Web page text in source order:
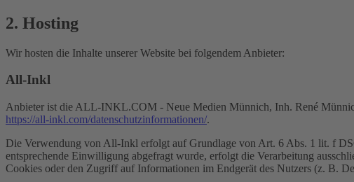
2. Hosting
Wir hosten die Inhalte unserer Website bei folgendem Anbieter:
All-Inkl
Anbieter ist die ALL-INKL.COM - Neue Medien Münnich, Inh. René
https://all-inkl.com/datenschutzinformationen/.
Die Verwendung von All-Inkl erfolgt auf Grundlage von Art. 6 Abs. 1 lit. f
entsprechende Einwilligung abgefragt wurde, erfolgt die Verarbeitung
Cookies oder den Zugriff auf Informationen im Endgerät des Nutzers (z. B.